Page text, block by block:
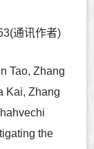
通讯作者)
Tao, Zhang
Kai, Zhang
the